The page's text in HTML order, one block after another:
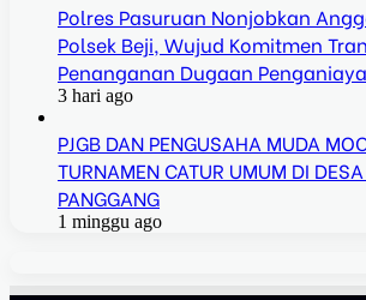
Polres Pasuruan Nonjobkan
Polsek Beji, Wujud Komitmen
Penanganan Dugaan
3 hari ago
PJGB DAN PENGUSAHA MUDA
TURNAMEN CATUR UMUM DI
PANGGANG
1 minggu ago